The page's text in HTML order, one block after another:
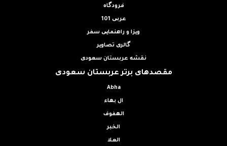
فرودگاه
عربی 101
ویزا و راهنمایی سفر
گالری تصاویر
نقشه عربستان سعودی
مقصدهای برتر عربستان سعودی
Abha
ال بهاء
الهفوف
الخبر
العلا